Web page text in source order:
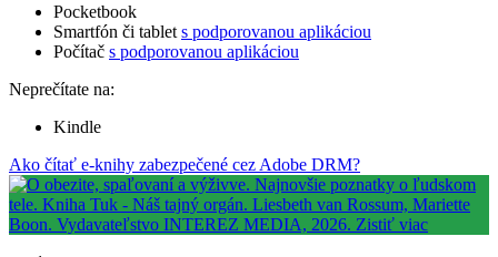
Pocketbook
Smartfón či tablet s podporovanou aplikáciou
Počítač s podporovanou aplikáciou
Neprečítate na:
Kindle
Ako čítať e-knihy zabezpečené cez Adobe DRM?